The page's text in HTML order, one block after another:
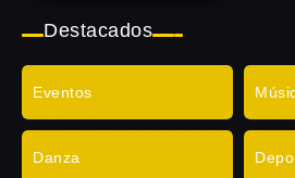
Destacados
Eventos
Danza